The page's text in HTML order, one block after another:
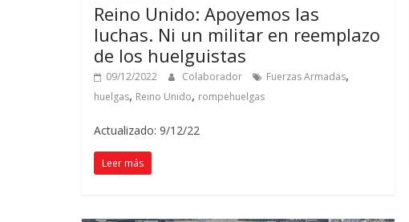
Reino Unido: Apoyemos las
luchas. Ni un militar en reemplazo
de los huelguistas
09/12/2022 Colaborador Fuerzas Armadas,
huelgas, Reino Unido, rompehuelgas
Actualizado: 9/12/22
Leer más